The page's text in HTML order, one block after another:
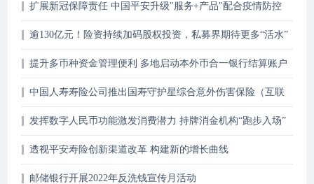
扩展新冠保障责任 中国平安升级"服务+产品"配合疫情防控
逾130亿元！险资持续加码股权投资，私募界期待更多“活水”
提升多币种资金管理便利 多地启动本外币合一银行结算账户
中国人寿寿险公司推出国寿守护星综合意外伤害保险（互联
发挥数字人民币功能激发消费潜力 持牌消金机构“跑步入场”
透视平安寿险创新渠道改革 构建新的增长曲线
邮储银行开展2022年反洗钱宣传月活动